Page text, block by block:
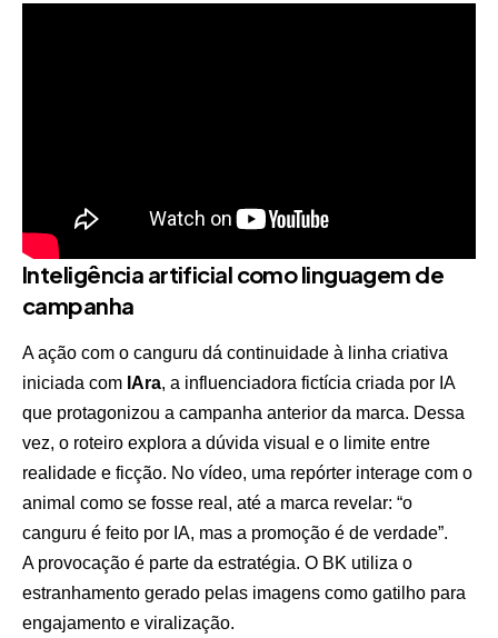
Inteligência artificial como linguagem de
campanha
A ação com o canguru dá continuidade à linha criativa
iniciada com IAra, a influenciadora fictícia criada por IA
que protagonizou a campanha anterior da marca. Dessa
vez, o roteiro explora a dúvida visual e o limite entre
realidade e ficção. No vídeo, uma repórter interage com o
animal como se fosse real, até a marca revelar: “o
canguru é feito por IA, mas a promoção é de verdade”.
A provocação é parte da estratégia. O BK utiliza o
estranhamento gerado pelas imagens como gatilho para
engajamento e viralização.